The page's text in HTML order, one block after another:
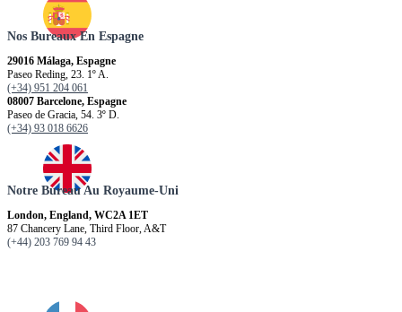
Nos Bureaux En Espagne
29016 Málaga, Espagne
Paseo Reding, 23. 1º A.
(+34) 951 204 061
08007 Barcelone, Espagne
Paseo de Gracia, 54. 3º D.
(+34) 93 018 6626
Notre Bureau Au Royaume-Uni
London, England, WC2A 1ET
87 Chancery Lane, Third Floor, A&T
(+44) 203 769 94 43